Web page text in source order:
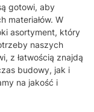
gotowi, aby
materiałów. W
asortyment, który
naszych
z łatwością znajdą
budowy, jak i
na jakość i